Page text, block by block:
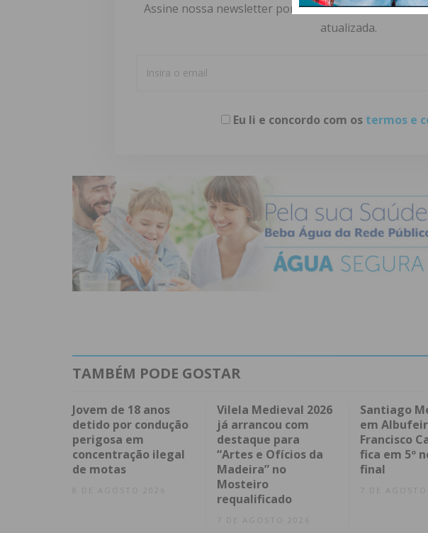
Assine nossa newsletter por e-mail e obtenha de
atualizada.
Eu li e concordo com os termos e
TAMBÉM PODE GOSTAR
Jovem de 18 anos
detido por condução
perigosa em
concentração ilegal
de motas
8 DE AGOSTO 2026
Vilela Medieval 2026
já arrancou com
destaque para
“Artes e Ofícios da
Madeira” no
Mosteiro
requalificado
7 DE AGOSTO 2026
Santiago
em
Francisco
fica em 5º
final
7 DE AGOSTO